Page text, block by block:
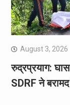
August 3, 2026
रुद्रप्रयाग:
SDRF ने